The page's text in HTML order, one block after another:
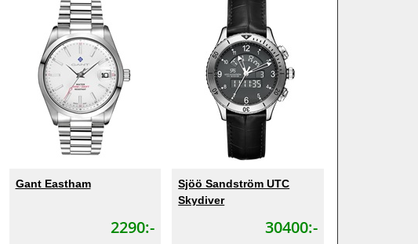
Gant Eastham
2290:-
Sjöö Sandström UTC
Skydiver
30400:-